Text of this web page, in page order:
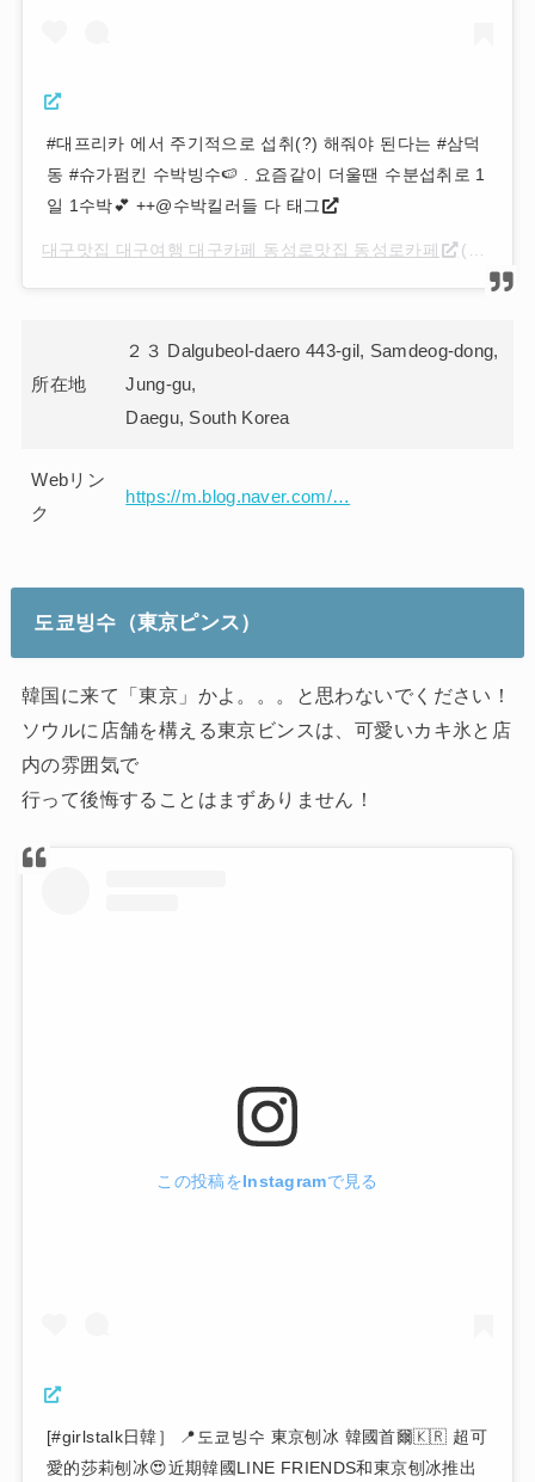
#대프리카 에서 주기적으로 섭취(?) 해줘야 된다는 #삼덕
동 #슈가펌킨 수박빙수🍉 . 요즘같이 더울땐 수분섭취로 1
일 1수박💕 ++@수박킬러들 다 태그
대구맛집 대구여행 대구카페 동성로맛집 동성로카페 (@daegutastee)がシェアした投稿 –
所在地
２３ Dalgubeol-daero 443-gil, Samdeog-dong,
Jung-gu,
Daegu, South Korea
Webリン
ク
https://m.blog.naver.com/…
도쿄빙수 （東京ピンス）
韓国に来て「東京」かよ。。。と思わないでください！
ソウルに店舗を構える東京ビンスは、可愛いカキ氷と店
内の雰囲気で
行って後悔することはまずありません！
この投稿をInstagramで見る
[#girlstalk日韓］ 📍도쿄빙수 東京刨冰 韓國首爾🇰🇷 超可
愛的莎莉刨冰😍近期韓國LINE FRIENDS和東京刨冰推出